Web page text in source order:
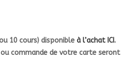
10 cours) disponible à l’achat ICI.
commande de votre carte seront